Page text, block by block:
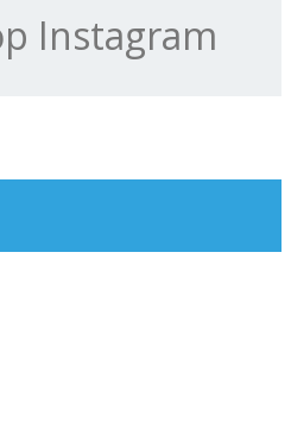
Instagram